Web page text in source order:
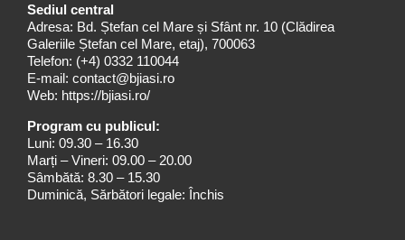
Sediul central
Adresa: Bd. Ștefan cel Mare și Sfânt nr. 10 (Clădirea
Galeriile Ștefan cel Mare, etaj), 700063
Telefon: (+4) 0332 110044
E-mail: contact@bjiasi.ro
Web: https://bjiasi.ro/
Program cu publicul:
Luni: 09.30 – 16.30
Marți – Vineri: 09.00 – 20.00
Sâmbătă: 8.30 – 15.30
Duminică, Sărbători legale: Închis